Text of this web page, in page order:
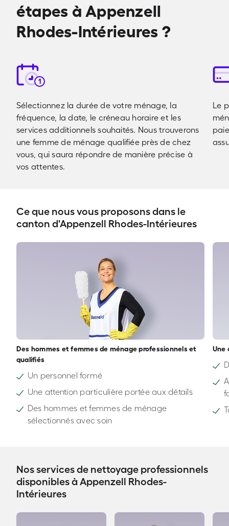
étapes à Appenzell
Rhodes-Intérieures ?
1
Sélectionnez la durée de votre ménage, la
fréquence, la date, le créneau horaire et les
services additionnels souhaités. Nous trouverons
une femme de ménage qualifiée près de chez
vous, qui saura répondre de manière précise à
vos attentes.
Le
Ce que nous vous proposons dans le
canton d'Appenzell Rhodes-Intérieures
Des hommes et femmes de ménage professionnels et
qualifiés
Un personnel formé
Une attention particulière portée aux détails
Des hommes et femmes de ménage
sélectionnés avec soin
Une
Nos services de nettoyage professionnels
disponibles à Appenzell Rhodes-
Intérieures